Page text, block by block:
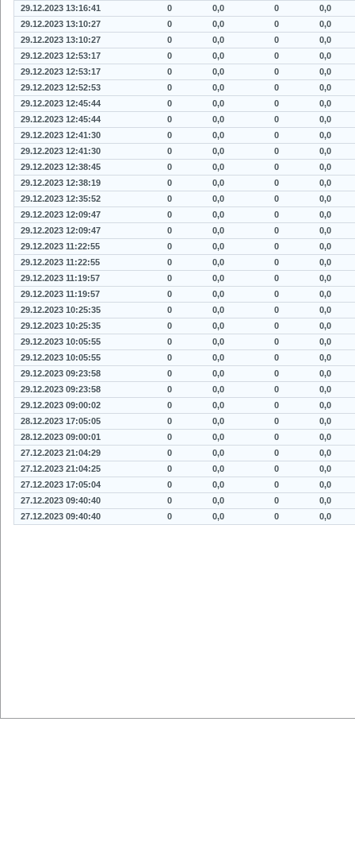
29.12.2023 13:16:41
0 0,0 0
0,0
29.12.2023 13:10:27
0 0,0 0
0,0
29.12.2023 13:10:27
0 0,0 0
0,0
29.12.2023 12:53:17
0 0,0 0
0,0
29.12.2023 12:53:17
0 0,0 0
0,0
29.12.2023 12:52:53
0 0,0 0
0,0
29.12.2023 12:45:44
0 0,0 0
0,0
29.12.2023 12:45:44
0 0,0 0
0,0
29.12.2023 12:41:30
0 0,0 0
0,0
29.12.2023 12:41:30
0 0,0 0
0,0
29.12.2023 12:38:45
0 0,0 0
0,0
29.12.2023 12:38:19
0 0,0 0
0,0
29.12.2023 12:35:52
0 0,0 0
0,0
29.12.2023 12:09:47
0 0,0 0
0,0
29.12.2023 12:09:47
0 0,0 0
0,0
29.12.2023 11:22:55
0 0,0 0
0,0
29.12.2023 11:22:55
0 0,0 0
0,0
29.12.2023 11:19:57
0 0,0 0
0,0
29.12.2023 11:19:57
0 0,0 0
0,0
29.12.2023 10:25:35
0 0,0 0
0,0
29.12.2023 10:25:35
0 0,0 0
0,0
29.12.2023 10:05:55
0 0,0 0
0,0
29.12.2023 10:05:55
0 0,0 0
0,0
29.12.2023 09:23:58
0 0,0 0
0,0
29.12.2023 09:23:58
0 0,0 0
0,0
29.12.2023 09:00:02
0 0,0 0
0,0
28.12.2023 17:05:05
0 0,0 0
0,0
28.12.2023 09:00:01
0 0,0 0
0,0
27.12.2023 21:04:29
0 0,0 0
0,0
27.12.2023 21:04:25
0 0,0 0
0,0
27.12.2023 17:05:04
0 0,0 0
0,0
27.12.2023 09:40:40
0 0,0 0
0,0
27.12.2023 09:40:40
0 0,0 0 0,0